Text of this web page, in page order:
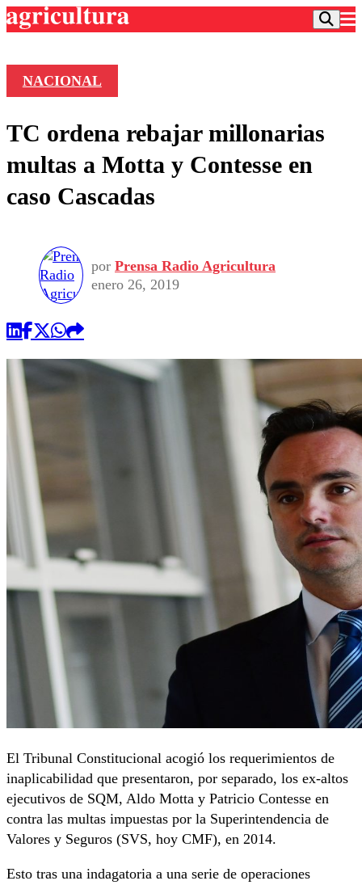
Frecuencias
Agricultura TV
Deportes
Colo Colo
Seleccion Chilena
Torneo Internacional
Entretención
Economía
Internacional
Publicaciones en medios
Opinión
NACIONAL
TC ordena rebajar millonarias
multas a Motta y Contesse en
caso Cascadas
por Prensa Radio Agricultura
enero 26, 2019
El Tribunal Constitucional acogió los requerimientos de
inaplicabilidad que presentaron, por separado, los ex-altos
ejecutivos de SQM, Aldo Motta y Patricio Contesse en
contra las multas impuestas por la Superintendencia de
Valores y Seguros (SVS, hoy CMF), en 2014.
Esto tras una indagatoria a una serie de operaciones